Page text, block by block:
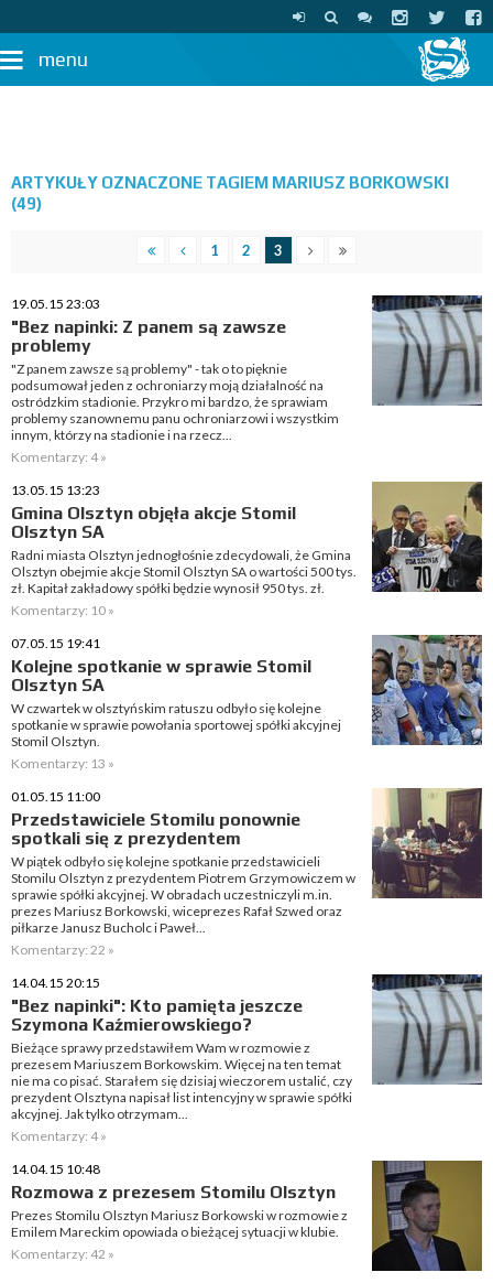
menu
ARTYKUŁY OZNACZONE TAGIEM MARIUSZ BORKOWSKI
(49)
1 2 3
19.05.15 23:03
"Bez napinki: Z panem są zawsze
problemy
"Z panem zawsze są problemy" - tak o to pięknie
podsumował jeden z ochroniarzy moją działalność na
ostródzkim stadionie. Przykro mi bardzo, że sprawiam
problemy szanownemu panu ochroniarzowi i wszystkim
innym, którzy na stadionie i na rzecz...
Komentarzy: 4 »
13.05.15 13:23
Gmina Olsztyn objęła akcje Stomil
Olsztyn SA
Radni miasta Olsztyn jednogłośnie zdecydowali, że Gmina
Olsztyn obejmie akcje Stomil Olsztyn SA o wartości 500 tys.
zł. Kapitał zakładowy spółki będzie wynosił 950 tys. zł.
Komentarzy: 10 »
07.05.15 19:41
Kolejne spotkanie w sprawie Stomil
Olsztyn SA
W czwartek w olsztyńskim ratuszu odbyło się kolejne
spotkanie w sprawie powołania sportowej spółki akcyjnej
Stomil Olsztyn.
Komentarzy: 13 »
01.05.15 11:00
Przedstawiciele Stomilu ponownie
spotkali się z prezydentem
W piątek odbyło się kolejne spotkanie przedstawicieli
Stomilu Olsztyn z prezydentem Piotrem Grzymowiczem w
sprawie spółki akcyjnej. W obradach uczestniczyli m.in.
prezes Mariusz Borkowski, wiceprezes Rafał Szwed oraz
piłkarze Janusz Bucholc i Paweł...
Komentarzy: 22 »
14.04.15 20:15
"Bez napinki": Kto pamięta jeszcze
Szymona Kaźmierowskiego?
Bieżące sprawy przedstawiłem Wam w rozmowie z
prezesem Mariuszem Borkowskim. Więcej na ten temat
nie ma co pisać. Starałem się dzisiaj wieczorem ustalić, czy
prezydent Olsztyna napisał list intencyjny w sprawie spółki
akcyjnej. Jak tylko otrzymam...
Komentarzy: 4 »
14.04.15 10:48
Rozmowa z prezesem Stomilu Olsztyn
Prezes Stomilu Olsztyn Mariusz Borkowski w rozmowie z
Emilem Mareckim opowiada o bieżącej sytuacji w klubie.
Komentarzy: 42 »